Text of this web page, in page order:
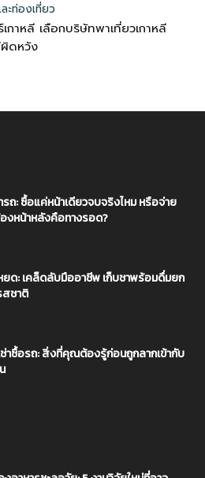
ะท่องเที่ยว
กาหลี เลือกบริษัทพาเที่ยวเกาหลี
ดหวัง
ถ: ซื้อแค่หน้าเดียวจบจริงไหม หรือจ่าย
งหน้าหลังคือทางรอด?
ยด: เคล็ดลับมืออาชีพ เก็บชาพร้อมดื่มยก
สชาติ
าซื้อรถ: สิ่งที่คุณต้องรู้ก่อนถูกลากเข้ากับ